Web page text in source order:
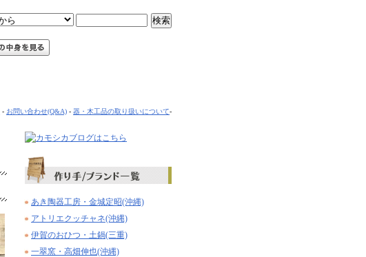
- お問い合わせ(Q&A) - 器・木工品の取り扱いについて-
あき陶器工房・金城定昭(沖縄)
アトリエクッチャネ(沖縄)
伊賀のおひつ・土鍋(三重)
一翠窯・高畑伸也(沖縄)